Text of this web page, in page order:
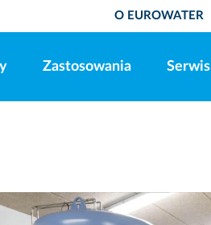
O EUROWATER
Zastosowania Serwis